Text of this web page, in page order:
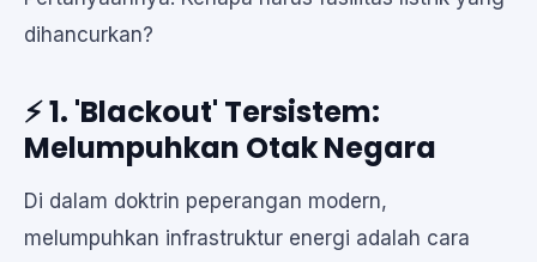
dihancurkan?
⚡ 1. 'Blackout' Tersistem:
Melumpuhkan Otak Negara
Di dalam doktrin peperangan modern,
melumpuhkan infrastruktur energi adalah cara